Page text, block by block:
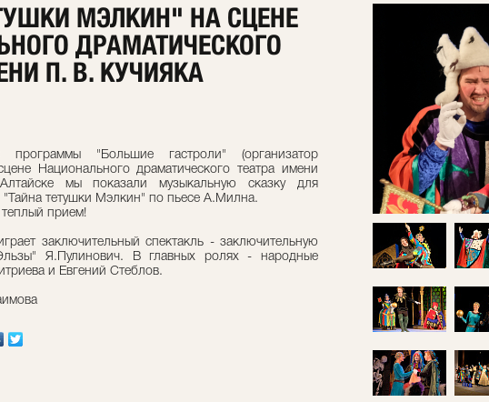
МЭЛКИН" НА СЦЕНЕ
ДРАМАТИЧЕСКОГО
П. В. КУЧИЯКА
"Большие гастроли" (организатор
Национального драматического театра имени
мы показали музыкальную сказку для
"Тайна тетушки Мэлкин" по пьесе А.Милна.
прием!
заключительный спектакль - заключительную
Я.Пулинович. В главных ролях - народные
и Евгений Стеблов.